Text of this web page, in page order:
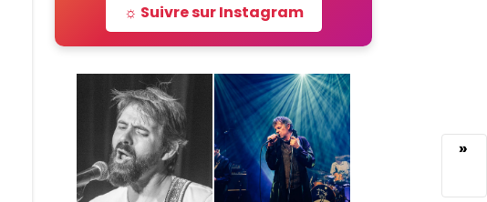
»
☼ Suivre sur Instagram